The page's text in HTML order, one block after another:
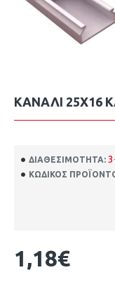
ΚΑΝΑΛΙ 25X16
ΔΙΑΘΕΣΙΜΌΤΗΤΑ:
ΚΩΔΙΚΌΣ
1,18€